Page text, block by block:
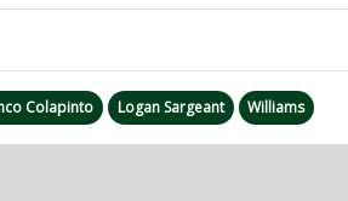
Colapinto Logan Sargeant Williams